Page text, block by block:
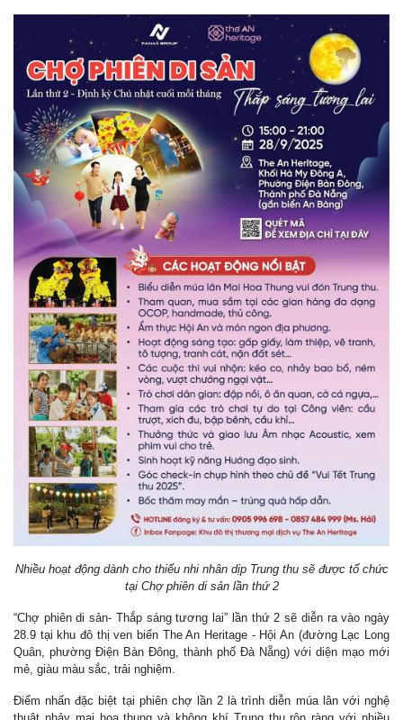
Nhiều hoạt động dành cho thiếu nhi nhân dịp Trung thu sẽ được tổ chức
tại Chợ phiên di sản lần thứ 2
“Chợ phiên di sản- Thắp sáng tương lai” lần thứ 2 sẽ diễn ra vào ngày
28.9 tại khu đô thị ven biển The An Heritage - Hội An (đường Lạc Long
Quân, phường Điện Bàn Đông, thành phố Đà Nẵng) với diện mạo mới
mẻ, giàu màu sắc, trải nghiệm.
Điểm nhấn đặc biệt tại phiên chợ lần 2 là trình diễn múa lân với nghệ